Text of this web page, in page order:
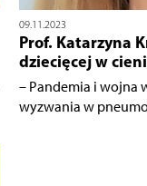
09.11.2023
Prof. Katarzyna
dziecięcej w
– Pandemia i wojna
wyzwania w